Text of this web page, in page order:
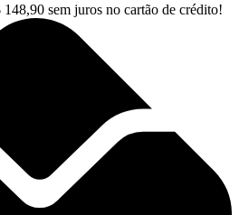
148,90 sem juros no cartão de crédito!